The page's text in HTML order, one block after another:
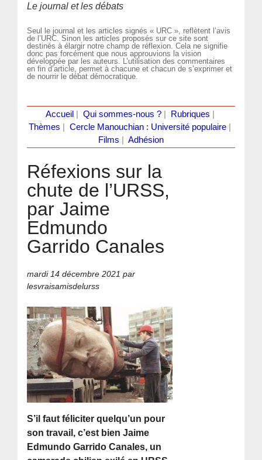
Le journal et les débats
Seul le journal et les articles signés « URC », reflètent l’avis
de l’URC. Sinon les articles proposés sur ce site sont
destinés à élargir notre champ de réflexion. Cela ne signifie
donc pas forcément que nous approuvions la vision
développée par les auteurs. L’utilisation des commentaires
en fin d’article, permet à chacune et chacun de s’exprimer et
de nourrir le débat démocratique.
Accueil Qui sommes-nous ?| Rubriques
Thèmes
Cercle Manouchian : Université populaire
Films
Adhésion
Réfexions sur la
chute de l’URSS,
par Jaime
Edmundo
Garrido Canales
mardi 14 décembre 2021 par
lesvraisamisdelurss
S’il faut féliciter quelqu’un pour
son travail, c’est bien Jaime
Edmundo Garrido Canales, un